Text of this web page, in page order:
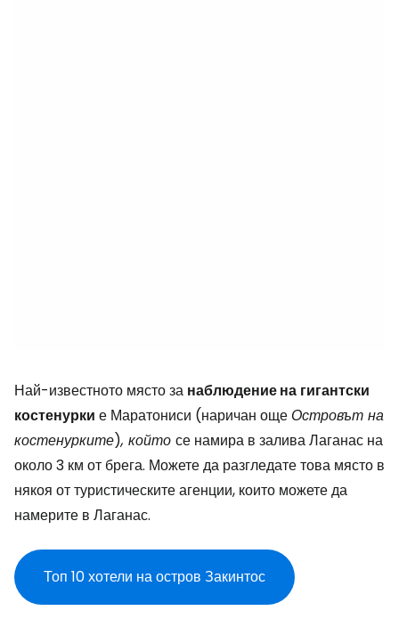
Най-известното място за наблюдение на гигантски
костенурки е Маратониси (наричан още Островът на
костенурките), който се намира в залива Лаганас на
около 3 км от брега. Можете да разгледате това място в
някоя от туристическите агенции, които можете да
намерите в Лаганас.
Топ 10 хотели на остров Закинтос